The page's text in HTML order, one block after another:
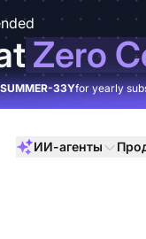
Zero
SUMMER-33Yfor yearly
ИИ-агенты